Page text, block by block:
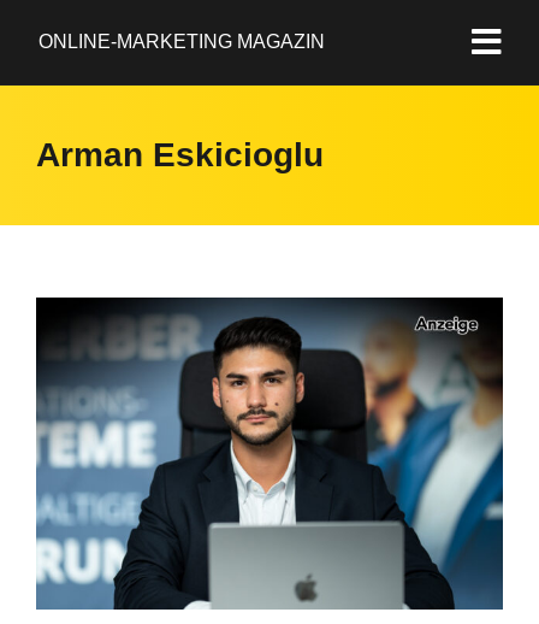
ONLINE-MARKETING MAGAZIN
Arman Eskicioglu